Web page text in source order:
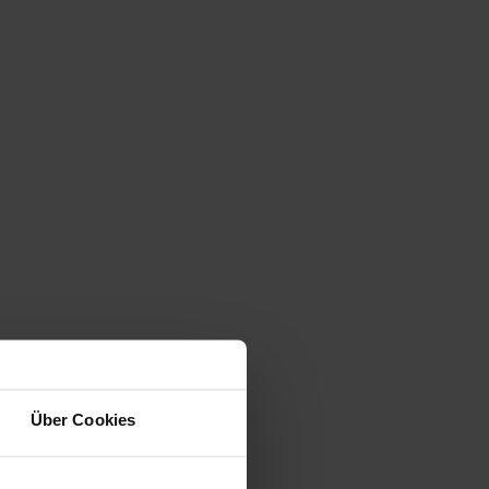
Über Cookies